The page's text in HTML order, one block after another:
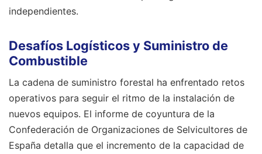
independientes.
Desafíos Logísticos y Suministro de
Combustible
La cadena de suministro forestal ha enfrentado retos
operativos para seguir el ritmo de la instalación de
nuevos equipos. El informe de coyuntura de la
Confederación de Organizaciones de Selvicultores de
España detalla que el incremento de la capacidad de